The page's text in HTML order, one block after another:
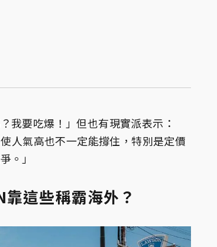
我要吃爆！」但也有現實派表示：
人氣高也不一定能撐住，特別是定價
。」
這些稱霸海外？